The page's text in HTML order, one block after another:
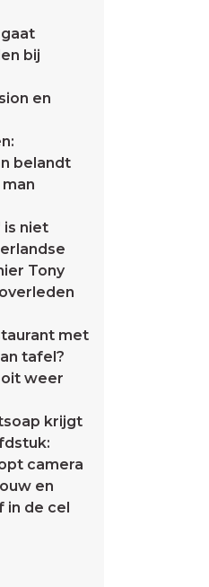
bij
en
belandt
is niet
Tony
met
tafel?
weer
krijgt
camera
en
in de cel